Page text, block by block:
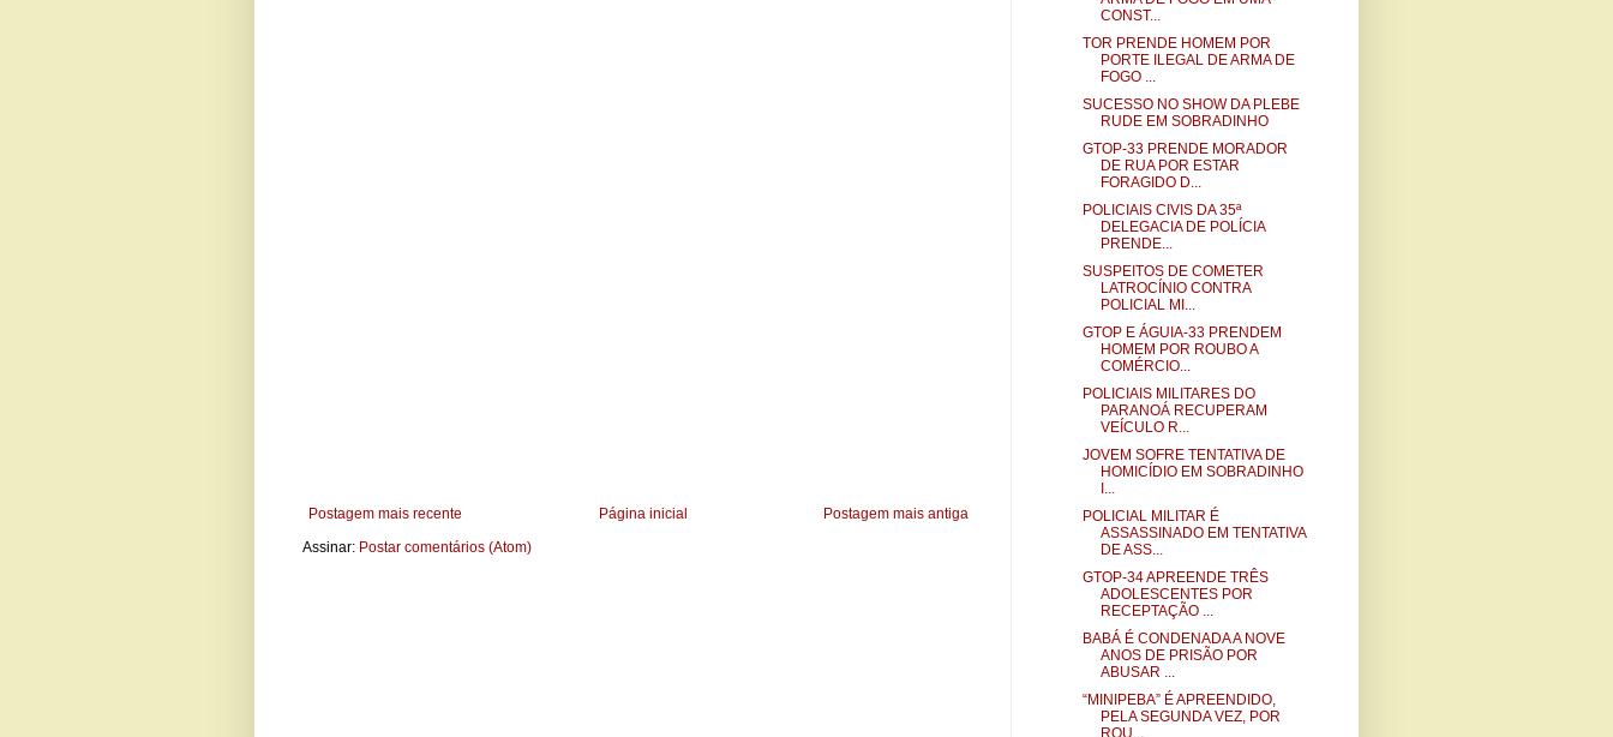
Postagem mais recente Postagem mais antiga
Página inicial
Assinar: Postar comentários (Atom)
CONST...
TOR PRENDE HOMEM POR
PORTE ILEGAL DE ARMA DE
FOGO ...
SUCESSO NO SHOW DA PLEBE
RUDE EM SOBRADINHO
GTOP-33 PRENDE MORADOR
DE RUA POR ESTAR
FORAGIDO D...
POLICIAIS CIVIS DA 35ª
DELEGACIA DE POLÍCIA
PRENDE...
SUSPEITOS DE COMETER
LATROCÍNIO CONTRA
POLICIAL MI...
GTOP E ÁGUIA-33 PRENDEM
HOMEM POR ROUBO A
COMÉRCIO...
POLICIAIS MILITARES DO
PARANOÁ RECUPERAM
VEÍCULO R...
JOVEM SOFRE TENTATIVA DE
HOMICÍDIO EM SOBRADINHO
I...
POLICIAL MILITAR É
ASSASSINADO EM TENTATIVA
DE ASS...
GTOP-34 APREENDE TRÊS
ADOLESCENTES POR
RECEPTAÇÃO ...
BABÁ É CONDENADA A NOVE
ANOS DE PRISÃO POR
ABUSAR ...
“MINIPEBA” É APREENDIDO,
PELA SEGUNDA VEZ, POR
ROU...